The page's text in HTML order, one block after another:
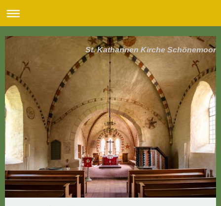
St. Katharinen Kirche Schönemoor